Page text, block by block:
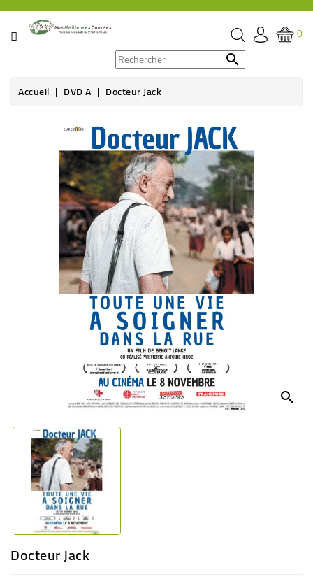
CATÉGORIE
ÉPICERIE
0

Accueil DVD A Docteur Jack
search
Docteur Jack